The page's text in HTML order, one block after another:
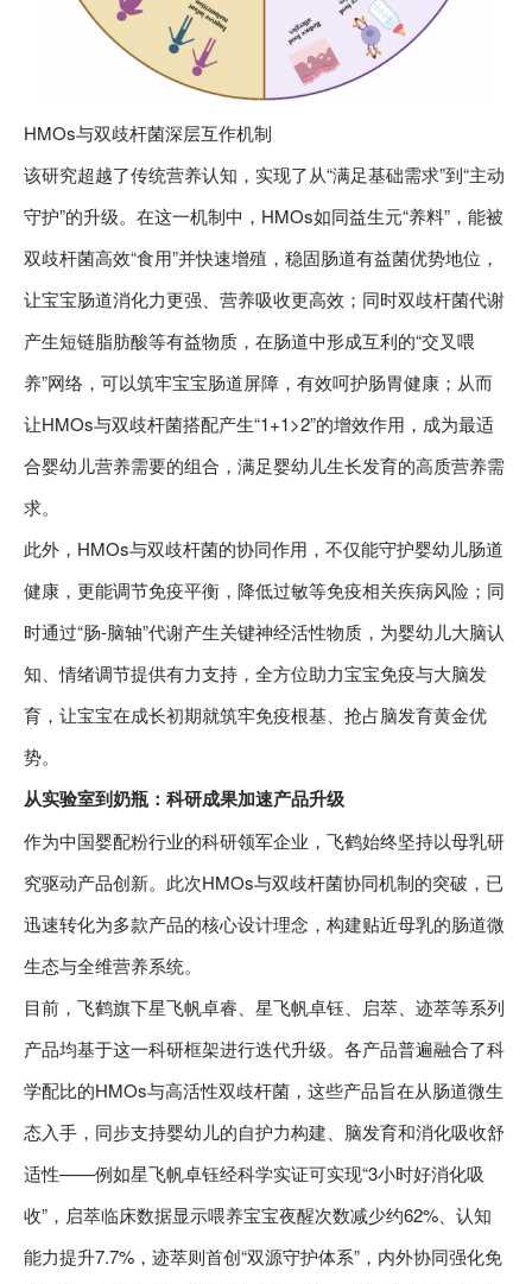
HMOs与双歧杆菌深层互作机制
该研究超越了传统营养认知，实现了从“满足基础需求”到“主动
守护”的升级。在这一机制中，HMOs如同益生元“养料”，能被
双歧杆菌高效“食用”并快速增殖，稳固肠道有益菌优势地位，
让宝宝肠道消化力更强、营养吸收更高效；同时双歧杆菌代谢
产生短链脂肪酸等有益物质，在肠道中形成互利的“交叉喂
养”网络，可以筑牢宝宝肠道屏障，有效呵护肠胃健康；从而
让HMOs与双歧杆菌搭配产生“1+1>2”的增效作用，成为最适
合婴幼儿营养需要的组合，满足婴幼儿生长发育的高质营养需
求。
此外，HMOs与双歧杆菌的协同作用，不仅能守护婴幼儿肠道
健康，更能调节免疫平衡，降低过敏等免疫相关疾病风险；同
时通过“肠-脑轴”代谢产生关键神经活性物质，为婴幼儿大脑认
知、情绪调节提供有力支持，全方位助力宝宝免疫与大脑发
育，让宝宝在成长初期就筑牢免疫根基、抢占脑发育黄金优
势。
从实验室到奶瓶：科研成果加速产品升级
作为中国婴配粉行业的科研领军企业，飞鹤始终坚持以母乳研
究驱动产品创新。此次HMOs与双歧杆菌协同机制的突破，已
迅速转化为多款产品的核心设计理念，构建贴近母乳的肠道微
生态与全维营养系统。
目前，飞鹤旗下星飞帆卓睿、星飞帆卓钰、启萃、迹萃等系列
产品均基于这一科研框架进行迭代升级。各产品普遍融合了科
学配比的HMOs与高活性双歧杆菌，这些产品旨在从肠道微生
态入手，同步支持婴幼儿的自护力构建、脑发育和消化吸收舒
适性——例如星飞帆卓钰经科学实证可实现“3小时好消化吸
收”，启萃临床数据显示喂养宝宝夜醒次数减少约62%、认知
能力提升7.7%，迹萃则首创“双源守护体系”，内外协同强化免